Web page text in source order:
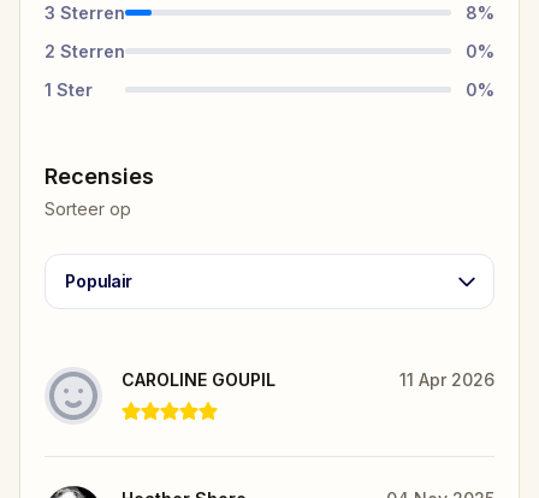
3 Sterren 8%
2 Sterren 0%
1 Ster 0%
Recensies
Sorteer op
Populair
CAROLINE GOUPIL 11 Apr 2026